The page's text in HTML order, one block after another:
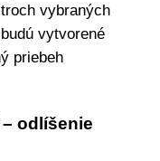
vybraných
vytvorené
priebeh
odlíšenie